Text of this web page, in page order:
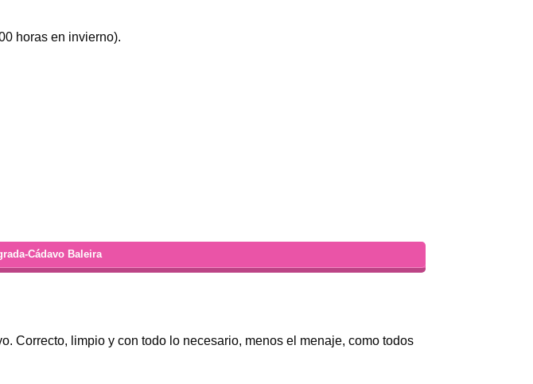
horas en invierno).
Cádavo Baleira
Correcto, limpio y con todo lo necesario, menos el menaje, como todos